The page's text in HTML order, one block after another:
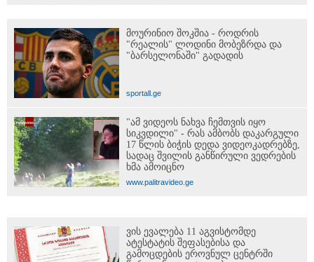
მოურინიო შოკშია - როდრის
"რეალის" ლოდინი მობეზრდა და
"ბარსელონაში" გადადის
sportall.ge
"ამ ვიდეოს ნახვა ჩემთვის იყო
სიკვდილი" - რას ამბობს დაკარგული
17 წლის ბიჭის დედა ვიდეოკადრებზე,
სადაც შვილის განწირული ვედრების
ხმა ამოიცნო
www.palitravideo.ge
ვის ევალება 11 აგვისტომდე
ატესტატის შეფასებისა და
გამოცდების ეროვნულ ცენტრში